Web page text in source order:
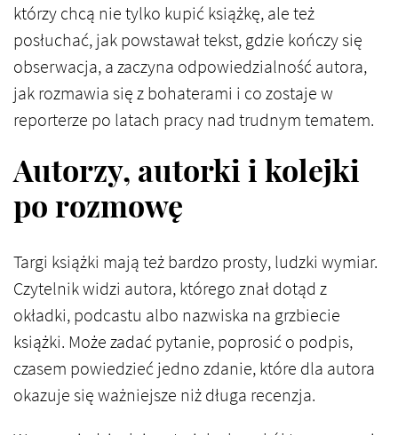
którzy chcą nie tylko kupić książkę, ale też
posłuchać, jak powstawał tekst, gdzie kończy się
obserwacja, a zaczyna odpowiedzialność autora,
jak rozmawia się z bohaterami i co zostaje w
reporterze po latach pracy nad trudnym tematem.
Autorzy, autorki i kolejki
po rozmowę
Targi książki mają też bardzo prosty, ludzki wymiar.
Czytelnik widzi autora, którego znał dotąd z
okładki, podcastu albo nazwiska na grzbiecie
książki. Może zadać pytanie, poprosić o podpis,
czasem powiedzieć jedno zdanie, które dla autora
okazuje się ważniejsze niż długa recenzja.